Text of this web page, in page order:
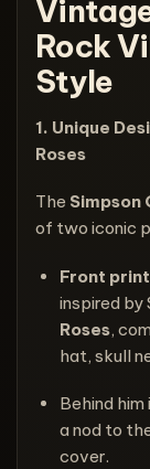
Rock
Style
1. Unique
Roses
The Simpson
of two iconic
Front print
inspired
Roses,
hat, skull
Behind
a nod to
cover.